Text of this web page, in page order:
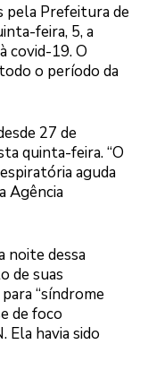
pela Prefeitura de
feira, 5, a
covid-19. O
o período da
27 de
quinta-feira. “O
aguda
Agência
noite dessa
de suas
“síndrome
de foco
Ela havia sido